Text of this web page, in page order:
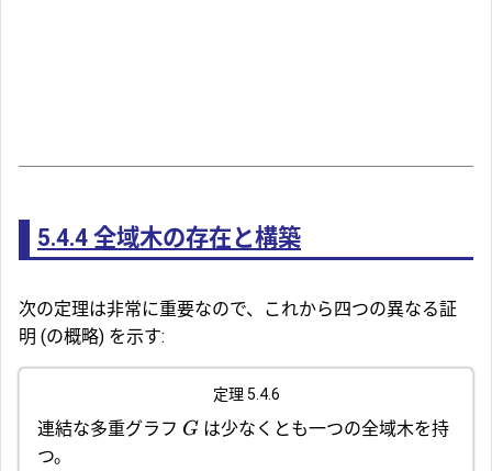
5.4.4 全域木の存在と構築
次の定理は非常に重要なので、これから四つの異なる証
明 (の概略) を示す:
定理 5.4.6
連結な多重グラフ G は少なくとも一つの全域木を持
つ。